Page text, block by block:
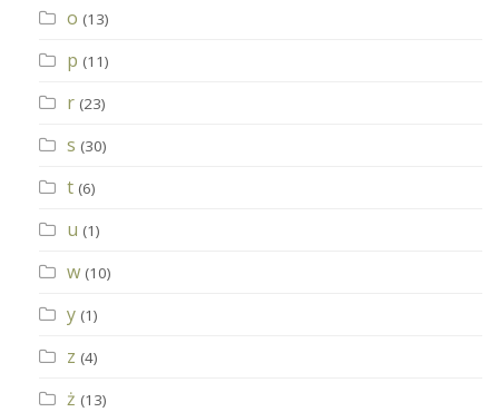
o (13)
p (11)
r (23)
s (30)
t (6)
u (1)
w (10)
y (1)
z (4)
ż (13)